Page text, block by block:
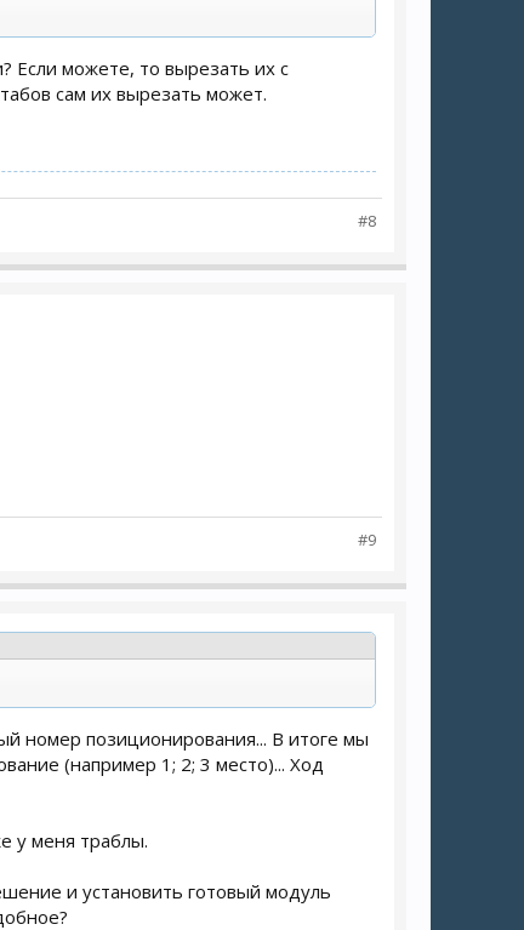
Если можете, то вырезать их с
сам их вырезать может.
#8
#9
номер позиционирования... В итоге мы
(например 1; 2; 3 место)... Ход
у меня траблы.
и установить готовый модуль